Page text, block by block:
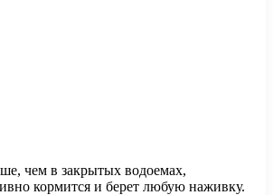
чем в закрытых водоемах,
кормится и берет любую наживку.